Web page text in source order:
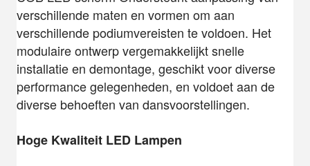
verschillende maten en vormen om aan
verschillende podiumvereisten te voldoen. Het
modulaire ontwerp vergemakkelijkt snelle
installatie en demontage, geschikt voor diverse
performance gelegenheden, en voldoet aan de
diverse behoeften van dansvoorstellingen.
Hoge Kwaliteit LED Lampen